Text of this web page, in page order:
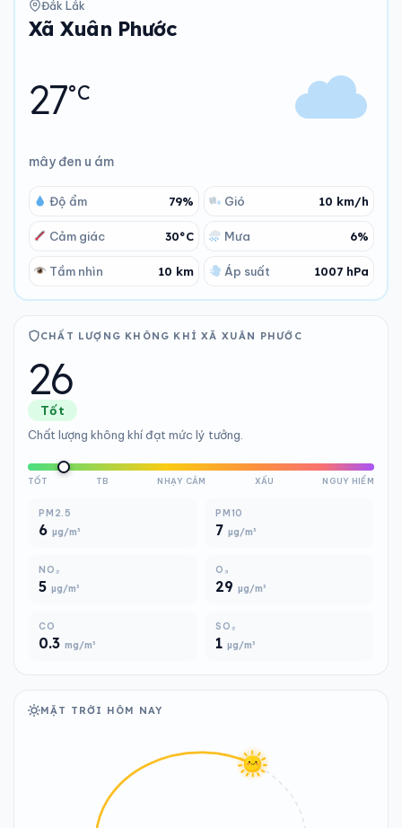
Đắk Lắk
Xã Xuân Phước
27°C
mây đen u ám
Độ ẩm 79% Gió 10 km/h
Cảm giác 30°C Mưa 6%
Tầm nhìn 10 km Áp suất 1007 hPa
CHẤT LƯỢNG KHÔNG KHÍ XÃ XUÂN PHƯỚC
26
Tốt
Chất lượng không khí đạt mức lý tưởng.
TỐT TB NHẠY CẢM XẤU NGUY HIỂM
PM2.5
6 µg/m³
PM10
7 µg/m³
NO₂
5 µg/m³
O₃
29 µg/m³
CO
0.3 mg/m³
SO₂
1 µg/m³
MẶT TRỜI HÔM NAY